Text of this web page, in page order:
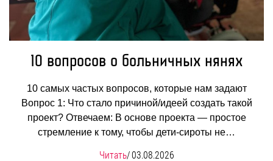
10 вопросов о больничных нянях
10 самых частых вопросов, которые нам задают
Вопрос 1: Что стало причиной/идеей создать такой
проект? Отвечаем: В основе проекта — простое
стремление к тому, чтобы дети-сироты не…
Читать/03.08.2026